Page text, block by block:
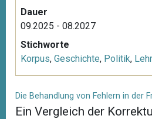
Dauer
09.2025 - 08.2027
Stichworte
Korpus, Geschichte, Politik,
Die Behandlung von Fehlern in der
Ein Vergleich der